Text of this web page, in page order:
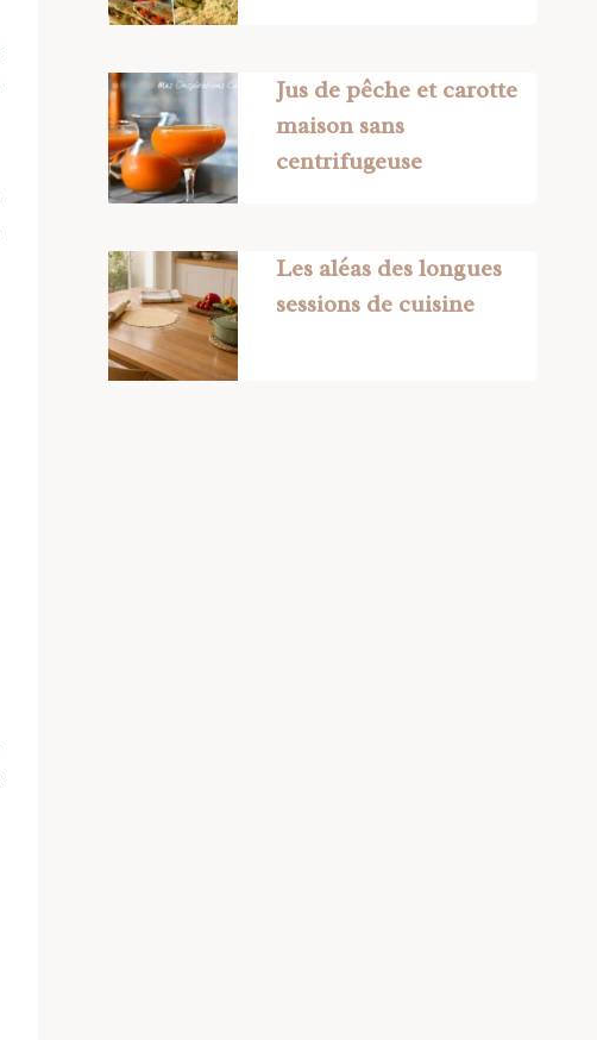
Jus de pêche et carotte
maison sans
centrifugeuse
Les aléas des longues
sessions de cuisine